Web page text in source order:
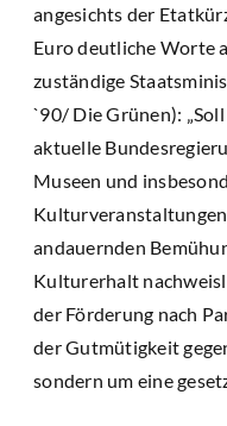
angesichts der
Euro deutliche Worte
zuständige
`90/ Die Grünen):
aktuelle
Museen und
andauernden
Kulturerhalt
der Förderung nach
der Gutmütigkeit
sondern um eine